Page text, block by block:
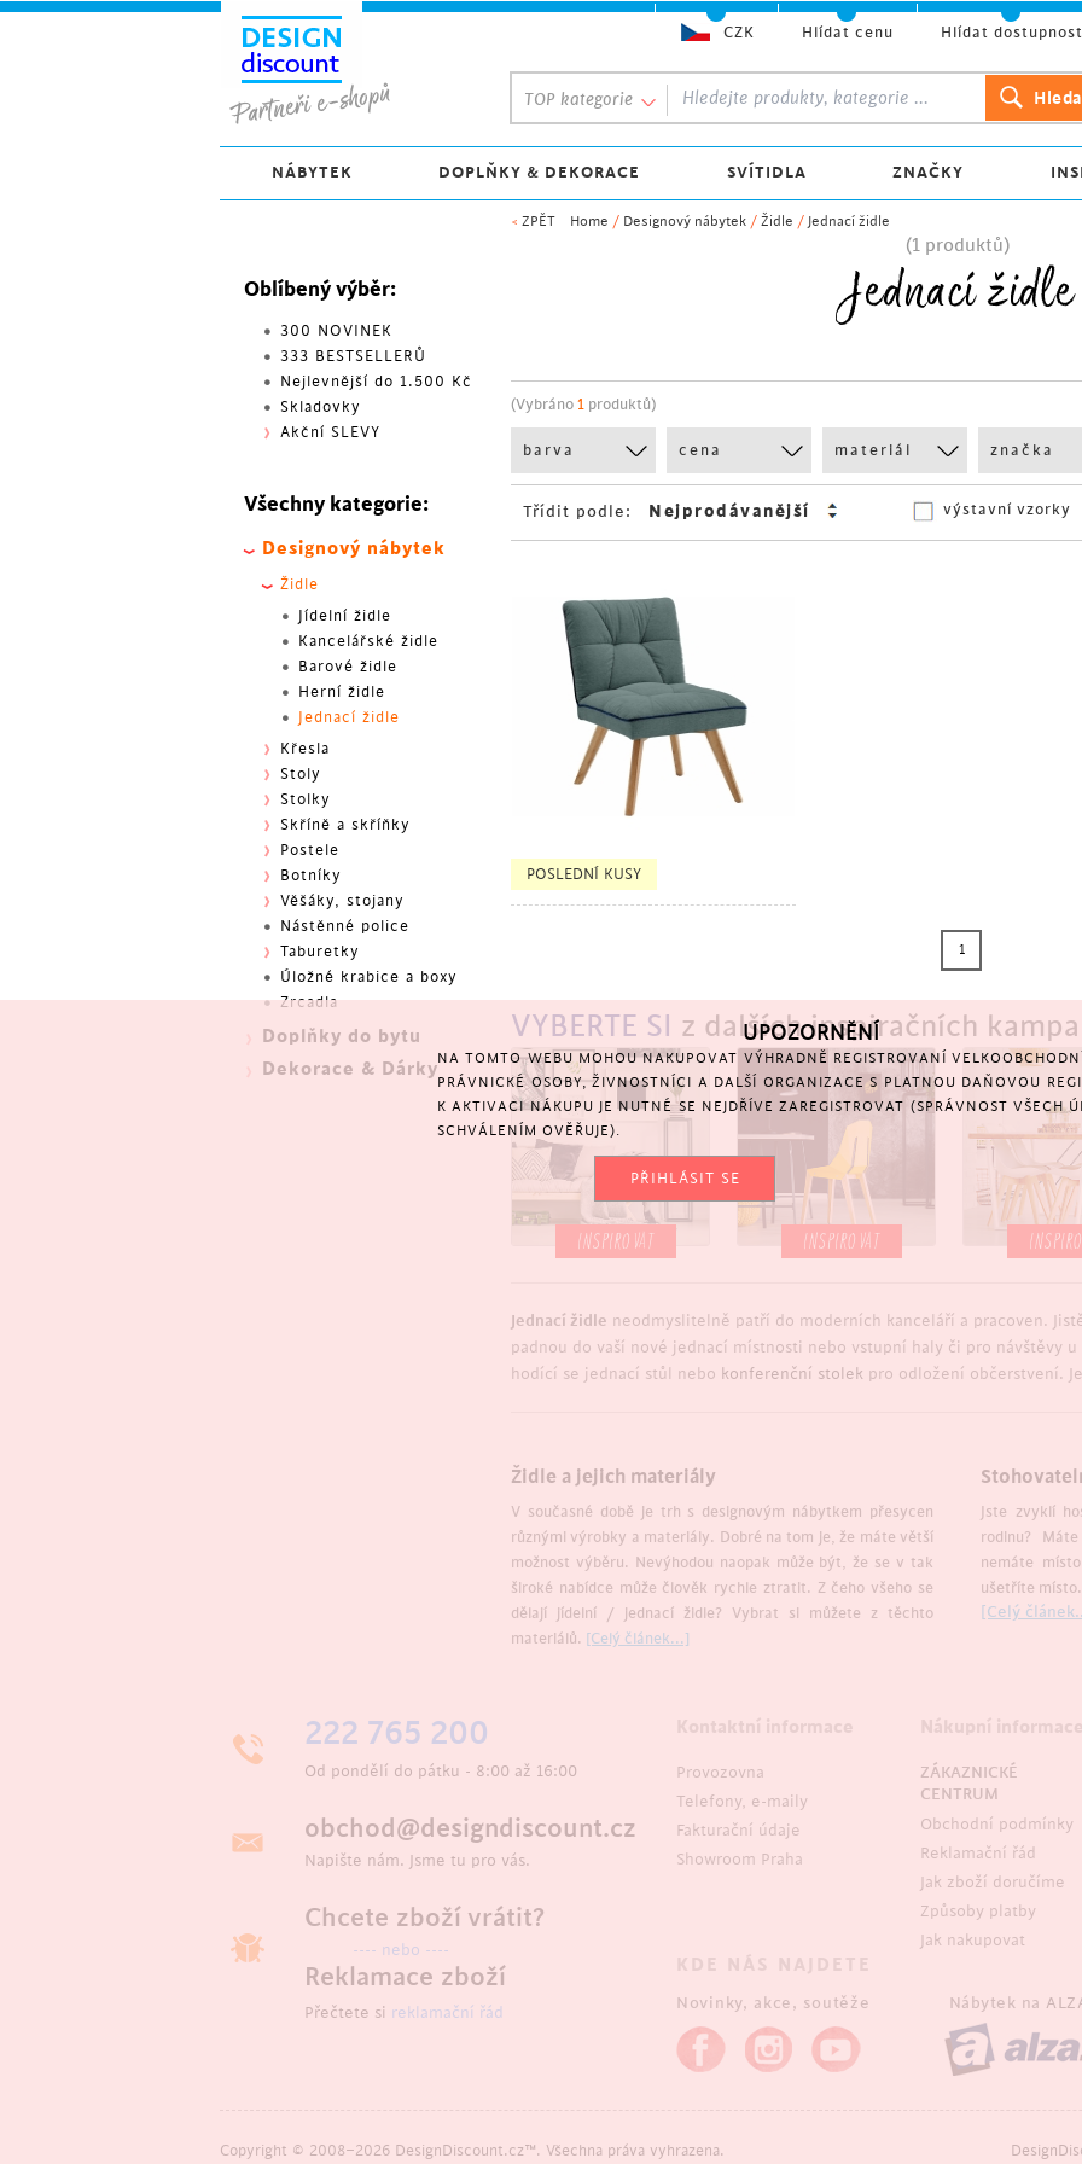
< ZPĚT Home / Designový nábytek / Židle / Jednací židle
(1 produktů)
Jednací židle
(Vybráno 1 produktů)
barva cena materiál značka
Třídit podle: výstavní vzorky
POSLEDNÍ KUSY
BESTSELLER
1
VYBERTE SI z dalších inspiračních
INSPIROVAT INSPIROVAT
Jednací židle neodmyslitelně patří do moderních kanceláří a pracoven.
padnou do vaší nové jednací místnosti nebo vstupní haly či pro návštěvy
hodící se jednací stůl nebo konferenční stolek pro odložení občerstvení.
Židle a jejich materiály
V současné době je trh s designovým nábytkem přesycen
různými výrobky a materiály. Dobré na tom je, že máte větší
možnost výběru. Nevýhodou naopak může být, že se v tak
široké nabídce může člověk rychle ztratit. Z čeho všeho se
dělají jídelní / jednací židle? Vybrat si můžete z těchto
materiálů. [Celý článek...]
Jste zvyklí
rodinu?
nemáte
ušetříte místo.
[Celý
Oblíbený výběr:
300 NOVINEK
333 BESTSELLERŮ
Nejlevnější do 1.500 Kč
Skladovky
Akční SLEVY
Všechny kategorie:
Designový nábytek
Židle
Jídelní židle
Kancelářské židle
Barové židle
Herní židle
Jednací židle
Křesla
Stoly
Stolky
Skříně a skříňky
Postele
Botníky
Věšáky, stojany
Nástěnné police
Taburetky
Úložné krabice a boxy
Zrcadla
Doplňky do bytu
Dekorace & Dárky
TOP kategorie
NÁBYTEK DOPLŇKY & DEKORACE SVÍTIDLA ZNAČKY
CZK Hlídat cenu Hlídat dostupnost
222 765 200
Od pondělí do pátku - 8:00 až 16:00
obchod@designdiscount.cz
Napište nám. Jsme tu pro vás.
Chcete zboží vrátit?
---- nebo ----
Reklamace zboží
Přečtete si reklamační řád
Provozovna
Telefony, e-maily
Fakturační údaje
Showroom Praha
ZÁKAZNICKÉ
CENTRUM
Obchodní podmínky
Reklamační řád
Jak zboží doručíme
Způsoby platby
Jak nakupovat
Novinky, akce, soutěže Nábytek na
Copyright © 2008–2026 DesignDiscount.cz™. Všechna práva vyhrazena.
UPOZORNĚNÍ
NA TOMTO WEBU MOHOU NAKUPOVAT VÝHRADNĚ REGISTROVANÍ
PRÁVNICKÉ OSOBY, ŽIVNOSTNÍCI A DALŠÍ ORGANIZACE S PLATNOU DAŇOVOU
K AKTIVACI NÁKUPU JE NUTNÉ SE NEJDŘÍVE ZAREGISTROVAT (SPRÁVNOST VŠECH
SCHVÁLENÍM OVĚŘUJE).
PŘIHLÁSIT SE